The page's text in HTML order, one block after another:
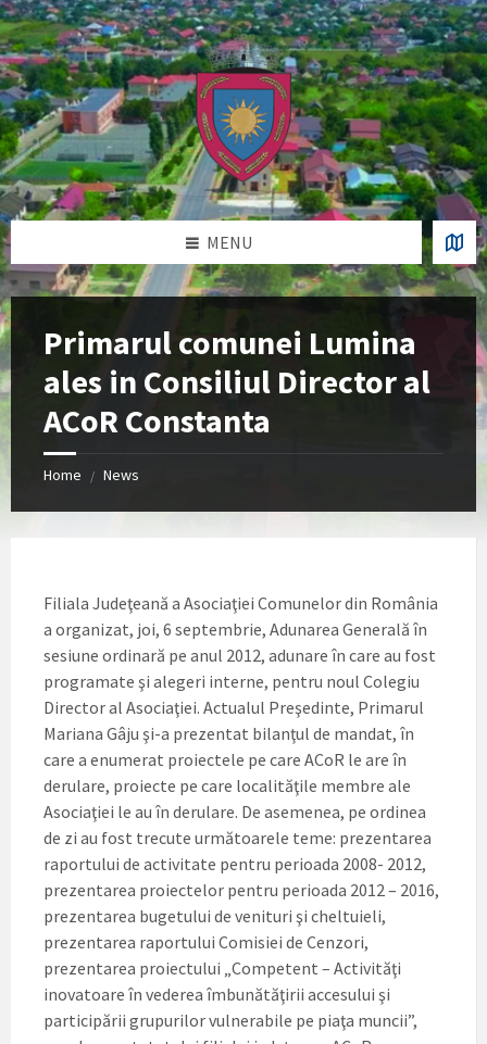
Skip
to
content
Skip
to
left
sidebar
Skip
to
right
sidebar
Skip
to
footer
MENU
Primarul comunei Lumina
ales in Consiliul Director al
ACoR Constanta
Home / News
Filiala Judeţeană a Asociaţiei Comunelor din România
a organizat, joi, 6 septembrie, Adunarea Generală în
sesiune ordinară pe anul 2012, adunare în care au fost
programate şi alegeri interne, pentru noul Colegiu
Director al Asociaţiei. Actualul Preşedinte, Primarul
Mariana Gâju şi-a prezentat bilanţul de mandat, în
care a enumerat proiectele pe care ACoR le are în
derulare, proiecte pe care localităţile membre ale
Asociaţiei le au în derulare. De asemenea, pe ordinea
de zi au fost trecute următoarele teme: prezentarea
raportului de activitate pentru perioada 2008- 2012,
prezentarea proiectelor pentru perioada 2012 – 2016,
prezentarea bugetului de venituri şi cheltuieli,
prezentarea raportului Comisiei de Cenzori,
prezentarea proiectului „Competent – Activităţi
inovatoare în vederea îmbunătăţirii accesului şi
participării grupurilor vulnerabile pe piaţa muncii”,